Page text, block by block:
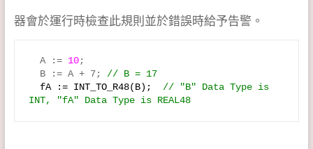
器會於運行時檢查此規則並於錯誤時給予告警。
  A :=
10;
  B := A + 7;
// B = 17
fA
:= INT_TO_R48(B); // "B" Data Type is
INT, "fA" Data Type is REAL48